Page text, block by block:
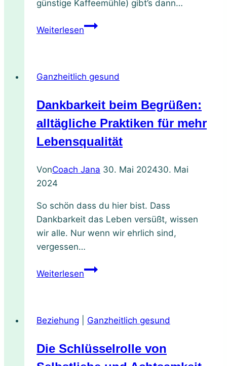
günstige Kaffeemühle) gibt’s dann…
WeiterlesenWarmes
Rezept
Quitten-
Kirschkompott
Ganzheitlich gesund
Dankbarkeit beim Begrüßen:
alltägliche Praktiken für mehr
Lebensqualität
VonCoach Jana 30. Mai 202430. Mai
2024
So schön dass du hier bist. Dass
Dankbarkeit das Leben versüßt, wissen
wir alle. Nur wenn wir ehrlich sind,
vergessen…
WeiterlesenDankbarkeit
Praktiken
mehr
Beziehung Ganzheitlich gesund
Die Schlüsselrolle von